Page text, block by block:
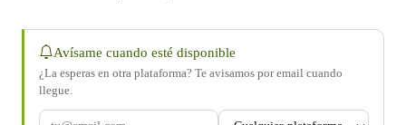
Avísame cuando esté disponible
¿La esperas en otra plataforma? Te avisamos por email cuando
llegue.